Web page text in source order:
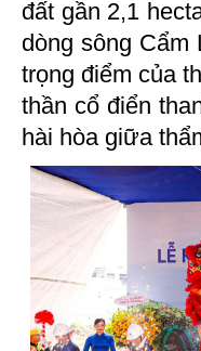
đất gần 2,1
dòng sông
trọng điểm của
thần cổ điển
hài hòa giữa